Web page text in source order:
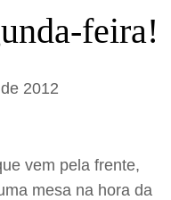
feira!
2012
vem pela frente,
mesa na hora da